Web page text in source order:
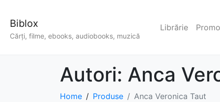
Biblox
Cărți, filme, ebooks, audiobooks, muzică
Librărie
Autori: Anca
Home Produse Anca Veronica Taut